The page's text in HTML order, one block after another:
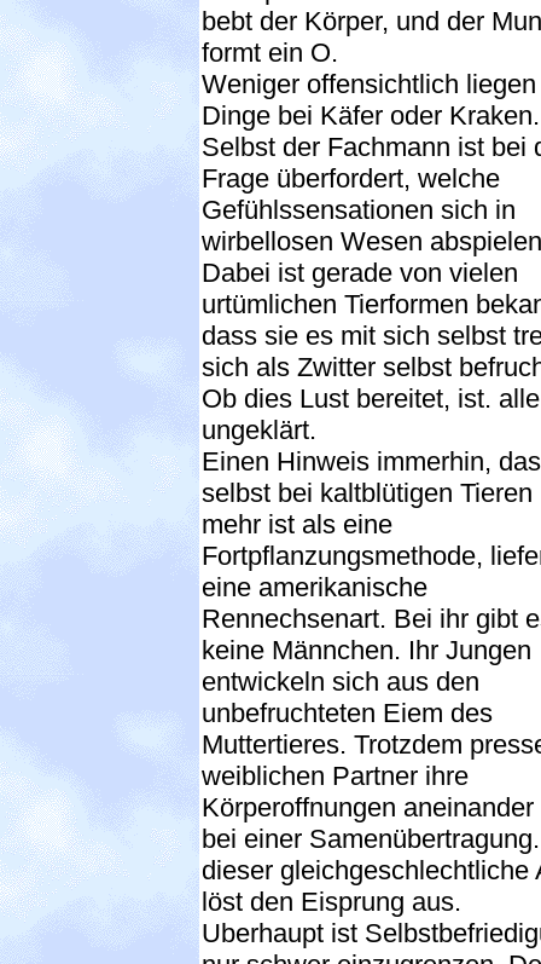
bebt der Körper, und der
formt ein O.
Weniger offensichtlich
Dinge bei Käfer oder Kraken.
Selbst der Fachmann ist bei
Frage überfordert, welche
Gefühlssensationen sich in
wirbellosen Wesen
Dabei ist gerade von vielen
urtümlichen Tierformen
dass sie es mit sich selbst
sich als Zwitter selbst
Ob dies Lust bereitet, ist.
ungeklärt.
Einen Hinweis immerhin,
selbst bei kaltblütigen Tieren
mehr ist als eine
Fortpflanzungsmethode,
eine amerikanische
Rennechsenart. Bei ihr gibt
keine Männchen. Ihr Jungen
entwickeln sich aus den
unbefruchteten Eiem des
Muttertieres. Trotzdem
weiblichen Partner ihre
Körperoffnungen aneinander
bei einer
dieser gleichgeschlechtliche
löst den Eisprung aus.
Uberhaupt ist